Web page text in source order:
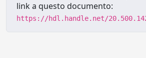
link a questo documento:
https://hdl.handle.net/